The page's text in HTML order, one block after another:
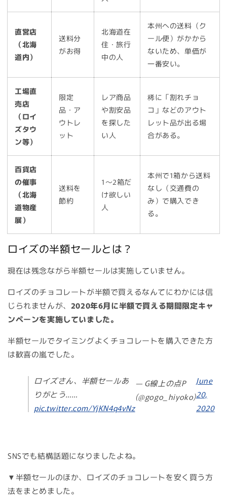
直営店
（北海
道内）
送料分
がお得
北海道在
住・旅行
中の人
本州への送料（ク
ール便）がかから
ないため、単価が
一番安い。
工場直
売店
（ロイ
ズタウ
ン等）
限定
品・ア
ウトレ
ット
レア商品
や割安品
を探した
い人
稀に「割れチョ
コ」などのアウト
レット品が出る場
合がある。
百貨店
の催事
（北海
道物産
展）
送料を
節約
1〜2箱だ
け欲しい
人
本州で1箱から送料
なし（交通費の
み）で購入でき
る。
ロイズの半額セールとは？
現在は残念ながら半額セールは実施していません。
ロイズのチョコレートが半額で買えるなんてにわかには信
じられませんが、 2020年6月に半額で買える期間限定キャ
ンペーンを実施していました。
半額セールでタイミングよくチョコレートを購入できた方
は歓喜の嵐でした。
ロイズさん、半額セールあ
りがとう……
pic.twitter.com/YjKN4q4vNz
— G線上の点P
(@gogo_hiyoko)
June
20,
2020
SNSでも結構話題になりましたよね。
▼半額セールのほか、ロイズのチョコレートを安く買う方
法をまとめました。